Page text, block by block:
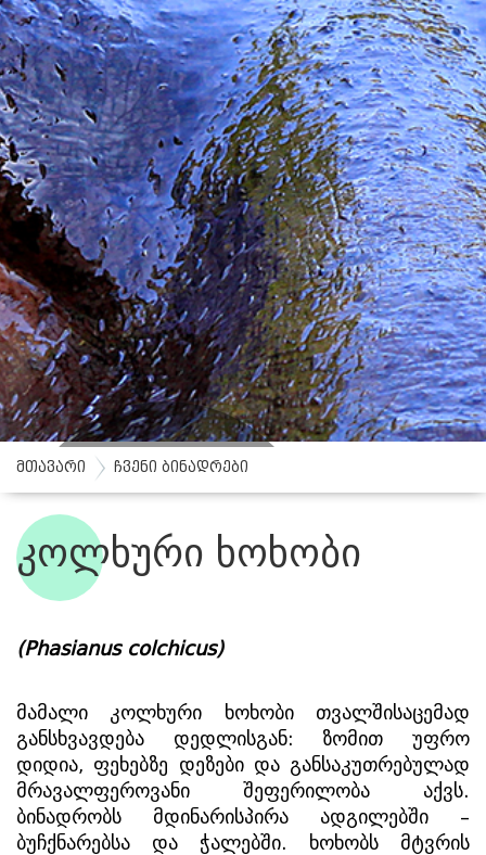
ჩვენი ბინადრები
მთავარი ჩვენი ბინადრები
კოლხური ხოხობი
(Phasianus colchicus)
მამალი კოლხური ხოხობი თვალშისაცემად
განსხვავდება დედლისგან: ზომით უფრო
დიდია, ფეხებზე დეზები და განსაკუთრებულად
მრავალფეროვანი შეფერილობა აქვს.
ბინადრობს მდინარისპირა ადგილებში –
ბუჩქნარებსა და ჭალებში. ხოხობს მტვრის